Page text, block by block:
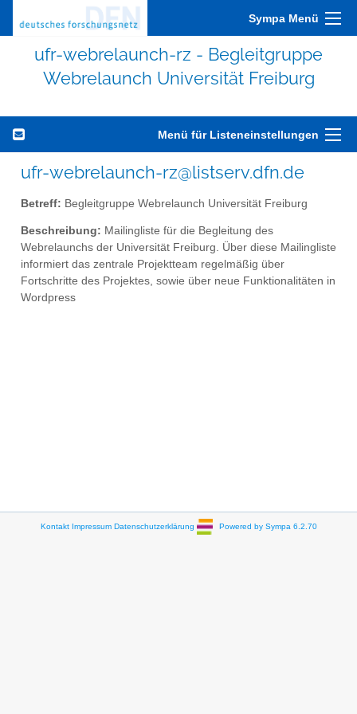
Sympa Menü
ufr-webrelaunch-rz - Begleitgruppe
Webrelaunch Universität Freiburg
Menü für Listeneinstellungen
ufr-webrelaunch-rz@listserv.dfn.de
Betreff: Begleitgruppe Webrelaunch Universität Freiburg
Beschreibung: Mailingliste für die Begleitung des
Webrelaunchs der Universität Freiburg. Über diese Mailingliste
informiert das zentrale Projektteam regelmäßig über
Fortschritte des Projektes, sowie über neue Funktionalitäten in
Wordpress
Kontakt Impressum Datenschutzerklärung Powered by Sympa 6.2.70